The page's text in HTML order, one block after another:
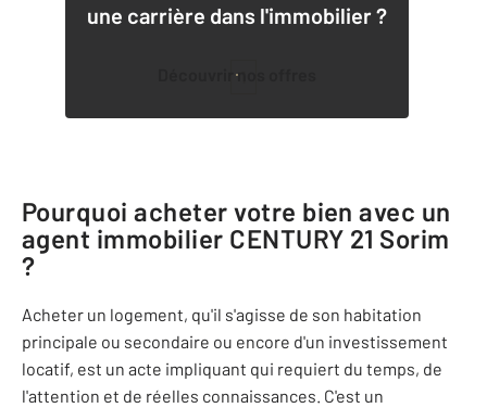
une carrière dans l'immobilier ?
Découvrir nos offres
Pourquoi acheter votre bien avec un
agent immobilier CENTURY 21 Sorim
?
Acheter un logement, qu'il s'agisse de son habitation
principale ou secondaire ou encore d'un investissement
locatif, est un acte impliquant qui requiert du temps, de
l'attention et de réelles connaissances. C'est un